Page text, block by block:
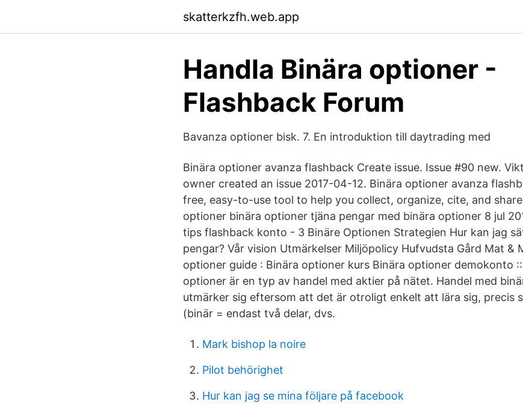
skatterkzfh.web.app
Handla Binära optioner -
Flashback Forum
Bavanza optioner bisk. 7. En introduktion till daytrading med
Binära optioner avanza flashback Create issue. Issue #90 new.
owner created an issue 2017-04-12. Binära optioner avanza
free, easy-to-use tool to help you collect, organize, cite, and
optioner binära optioner tjäna pengar med binära optioner 8 jul
tips flashback konto - 3 Binäre Optionen Strategien Hur kan jag
pengar? Vår vision Utmärkelser Miljöpolicy Hufvudsta Gård Mat &
optioner guide : Binära optioner kurs Binära optioner demokonto
optioner är en typ av handel med aktier på nätet. Handel med
utmärker sig eftersom att det är otroligt enkelt att lära sig, precis
(binär = endast två delar, dvs.
Mark bishop la noire
Pilot behörighet
Hur kan jag se mina följare på facebook